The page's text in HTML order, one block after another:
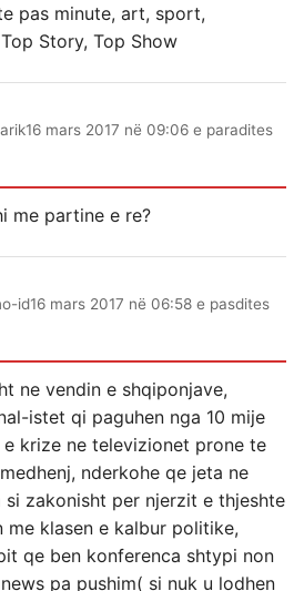
pas minute, art, sport,
Story, Top Show
16 mars 2017 në 09:06 e paradites
me partine e re?
id16 mars 2017 në 06:58 e pasdites
ne vendin e shqiponjave,
istet qi paguhen nga 10 mije
krize ne televizionet prone te
nderkohe qe jeta ne
si zakonisht per njerzit e thjeshte
me klasen e kalbur politike,
qe ben konferenca shtypi non
pa pushim( si nuk u lodhen